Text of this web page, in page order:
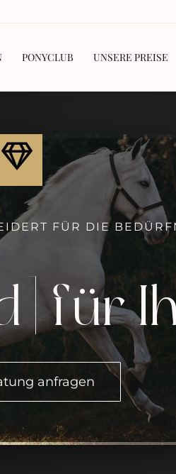
PONYCLUB UNSERE PREISE
FÜR DIE
für
anfragen